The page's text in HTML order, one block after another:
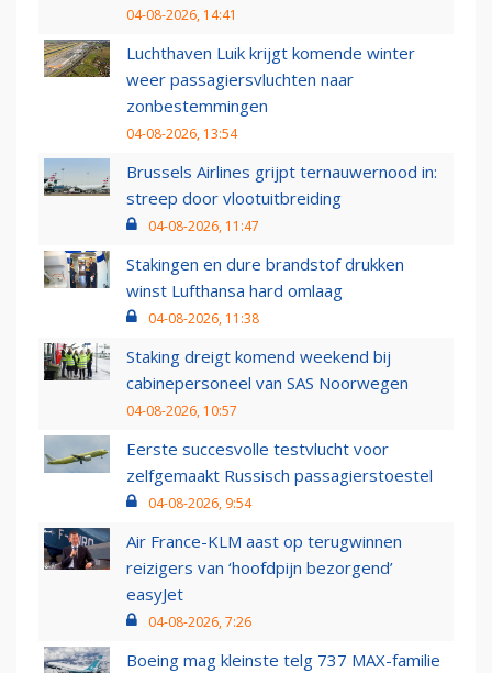
04-08-2026, 14:41
Luchthaven Luik krijgt komende winter
weer passagiersvluchten naar
zonbestemmingen
04-08-2026, 13:54
Brussels Airlines grijpt ternauwernood in:
streep door vlootuitbreiding
04-08-2026, 11:47
Stakingen en dure brandstof drukken
winst Lufthansa hard omlaag
04-08-2026, 11:38
Staking dreigt komend weekend bij
cabinepersoneel van SAS Noorwegen
04-08-2026, 10:57
Eerste succesvolle testvlucht voor
zelfgemaakt Russisch passagierstoestel
04-08-2026, 9:54
Air France-KLM aast op terugwinnen
reizigers van ‘hoofdpijn bezorgend’
easyJet
04-08-2026, 7:26
Boeing mag kleinste telg 737 MAX-familie